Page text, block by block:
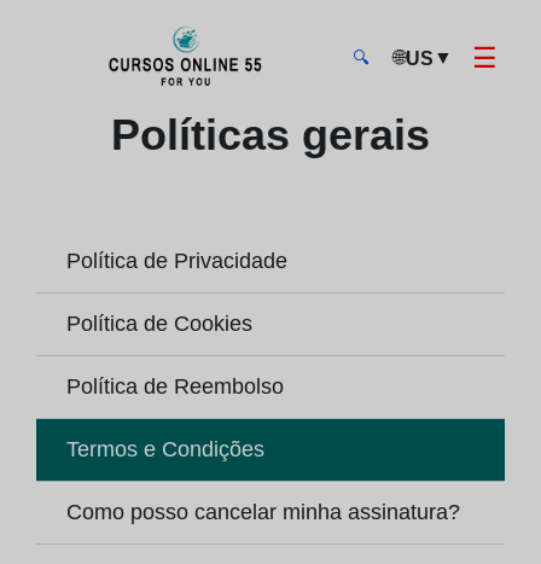
🔍 🌐US ▼ ☰
Políticas gerais
Política de Privacidade
Política de Cookies
Política de Reembolso
Termos e Condições
Como posso cancelar minha assinatura?